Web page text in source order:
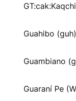
Guahibo (guh)
Guambiano
Guaraní Pe